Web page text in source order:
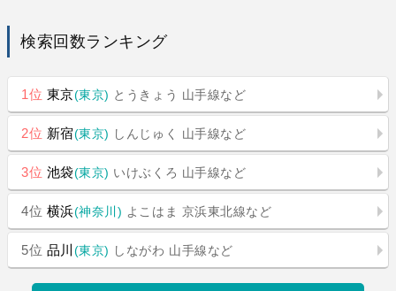
検索回数ランキング
1位 東京(東京) とうきょう 山手線など
2位 新宿(東京) しんじゅく 山手線など
3位 池袋(東京) いけぶくろ 山手線など
4位 横浜(神奈川) よこはま 京浜東北線など
5位 品川 (東京) しながわ 山手線など